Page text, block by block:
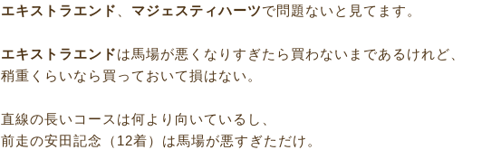
エキストラエンド 、 マジェスティハーツで問題ないと見てます。
エキストラエンドは馬場が悪くなりすぎたら買わないまであるけれど、
稍重くらいなら買っておいて損はない。
直線の長いコースは何より向いているし、
前走の安田記念（12着）は馬場が悪すぎただけ。